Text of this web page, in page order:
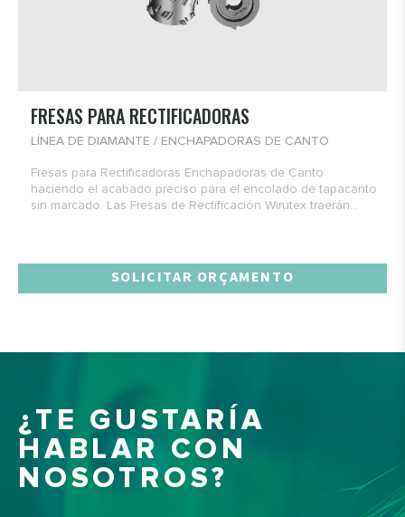
FRESAS PARA RECTIFICADORAS
LÍNEA DE DIAMANTE / ENCHAPADORAS DE CANTO
Fresas para Rectificadoras Enchapadoras de Canto
haciendo el acabado preciso para el encolado de tapacanto
sin marcado. Las Fresas de Rectificación Wirutex traerán...
SOLICITAR ORÇAMENTO
¿TE GUSTARÍA
HABLAR CON
NOSOTROS?